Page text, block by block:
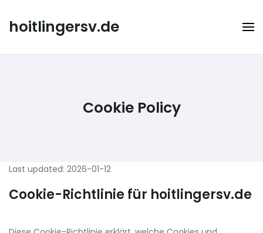
content
hoitlingersv.de
Cookie Policy
Last updated: 2026-01-12
Cookie-Richtlinie für hoitlingersv.de